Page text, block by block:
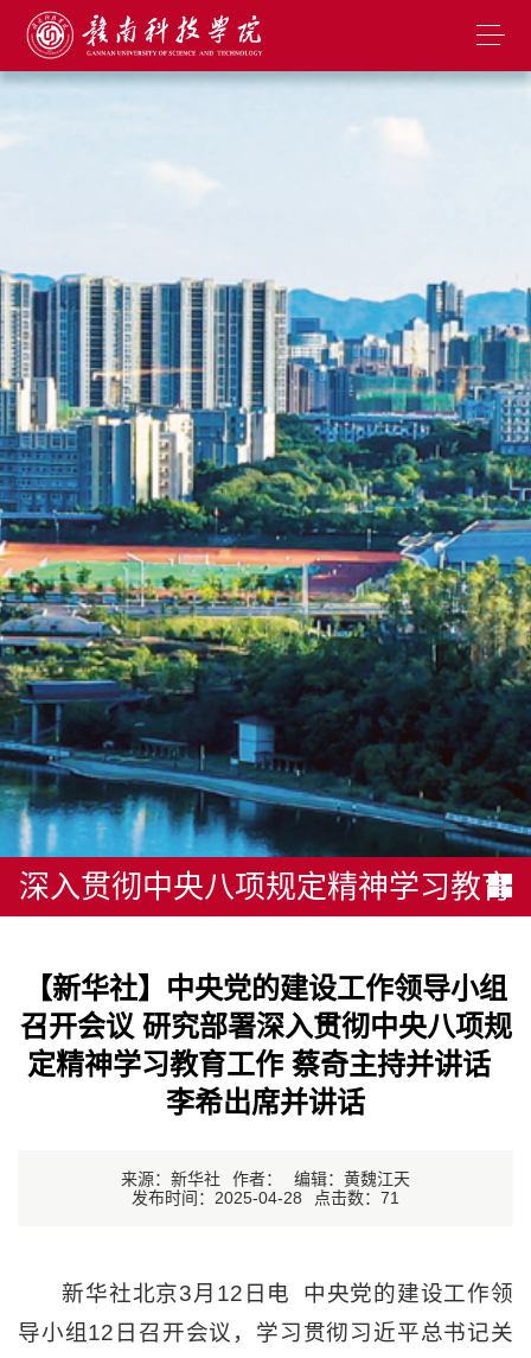
深入贯彻中央八项规定精神学习教育
【新华社】中央党的建设工作领导小组
召开会议 研究部署深入贯彻中央八项规
定精神学习教育工作 蔡奇主持并讲话
李希出席并讲话
来源：新华社 作者：
编辑：黄魏江天
发布时间：2025-04-28
点击数： 71
新华社北京3月12日电 中央党的建设工作领
导小组12日召开会议，学习贯彻习近平总书记关